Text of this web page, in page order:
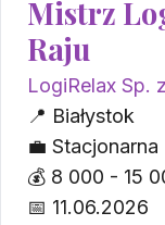
Mistrz
Raju
LogiRelax Sp.
📍 Białystok
💼 Stacjonarna
💰 8 000 - 15
📅 11.06.2026